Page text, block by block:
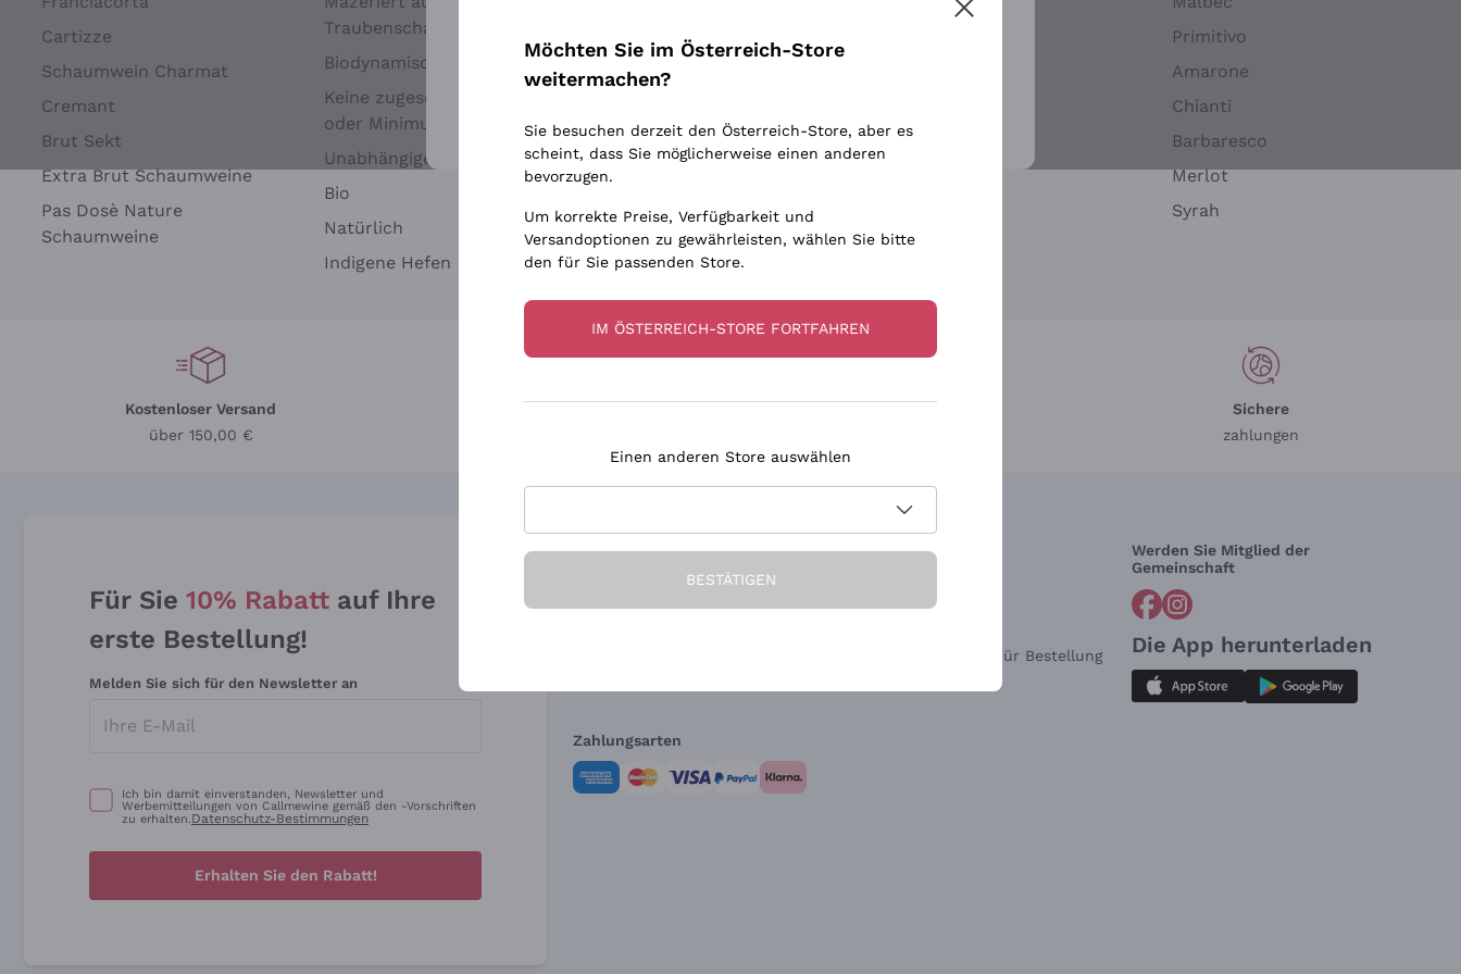
Cartizze
Schaumwein Charmat
Cremant
Brut Sekt
Extra Brut Schaumweine
Pas Dosè Nature
Schaumweine
Traubenschalen
Biodynamisch
Keine zugesetzten Sulfite
oder Minimum
Unabhängige Weinbauern
Bio
Natürlich
Indigene Hefen
Occhipinti Arianna
Biondi Santi
Argiolas
Zenato
Ca' dei Frati
Chardonnay
Primitivo
Amarone
Chianti
Barbaresco
Merlot
Syrah
Kostenloser Versand
über 150,00 €
Sichere
zahlungen
Für Sie 10% Rabatt auf Ihre
erste Bestellung!
Melden Sie sich für den Newsletter an
Ich bin damit einverstanden, Newsletter und
Werbemitteilungen von Callmewine gemäß den -Vorschriften
zu erhalten.Datenschutz-Bestimmungen
Erhalten Sie den Rabatt!
Die Firma Brauchen Sie Hilfe?
Widerrufsformular für Bestellung
Werden Sie Mitglied der
Gemeinschaft
Die App herunterladen
Zahlungsarten
Weitere Informationen finden Sie in unserem Datenschutz-Bestimmungen
Möchten Sie im Österreich-Store
weitermachen?
Sie besuchen derzeit den Österreich-Store, aber es
scheint, dass Sie möglicherweise einen anderen
bevorzugen.
Um korrekte Preise, Verfügbarkeit und
Versandoptionen zu gewährleisten, wählen Sie bitte
den für Sie passenden Store.
IM ÖSTERREICH-STORE FORTFAHREN
Einen anderen Store auswählen
BESTÄTIGEN